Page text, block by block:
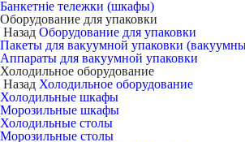
Банкетніе тележки (шкафы)
Оборудование для упаковки
Назад Оборудование для упаковки
Пакеты для вакуумной упаковки
Аппараты для вакуумной упаковки
Холодильное оборудование
Назад Холодильное оборудование
Холодильные шкафы
Морозильные шкафы
Холодильные столы
Морозильные столы